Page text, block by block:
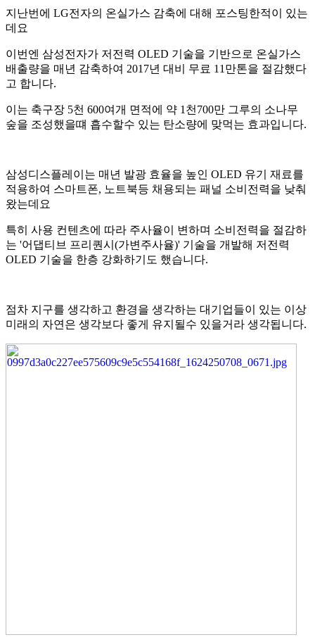
지난번에 LG전자의 온실가스 감축에 대해 포스팅한적이 있는
데요
이번엔 삼성전자가 저전력 OLED 기술을 기반으로 온실가스
배출량을 매년 감축하여 2017년 대비 무료 11만톤을 절감했다
고 합니다.
이는 축구장 5천 600여개 면적에 약 1천700만 그루의 소나무
숲을 조성했을떄 흡수할수 있는 탄소량에 맞먹는 효과입니다.
삼성디스플레이는 매년 발광 효율을 높인 OLED 유기 재료를
적용하여 스마트폰, 노트북등 채용되는 패널 소비전력을 낮춰
왔는데요
특히 사용 컨텐츠에 따라 주사율이 변하며 소비전력을 절감하
는 '어댑티브 프리퀀시(가변주사율)' 기술을 개발해 저전력
OLED 기술을 한층 강화하기도 했습니다.
점차 지구를 생각하고 환경을 생각하는 대기업들이 있는 이상
미래의 자연은 생각보다 좋게 유지될수 있을거라 생각됩니다.